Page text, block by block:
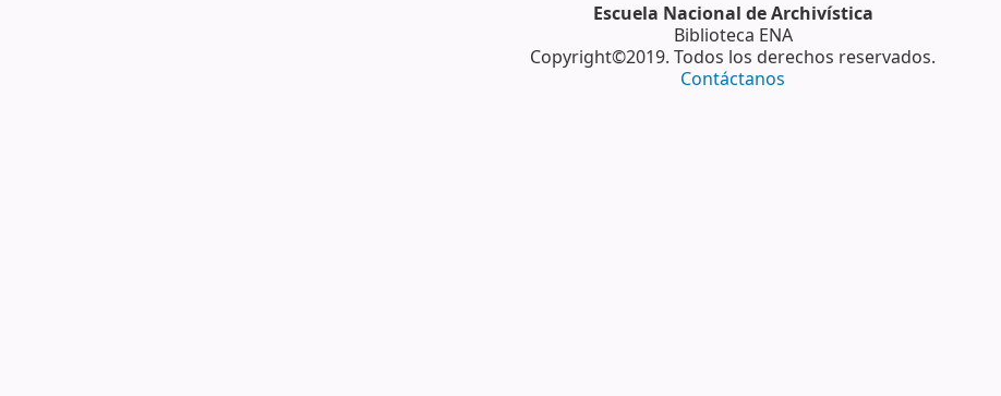
Escuela Nacional de Archivística
Biblioteca ENA
Copyright©2019. Todos los derechos reservados.
Contáctanos